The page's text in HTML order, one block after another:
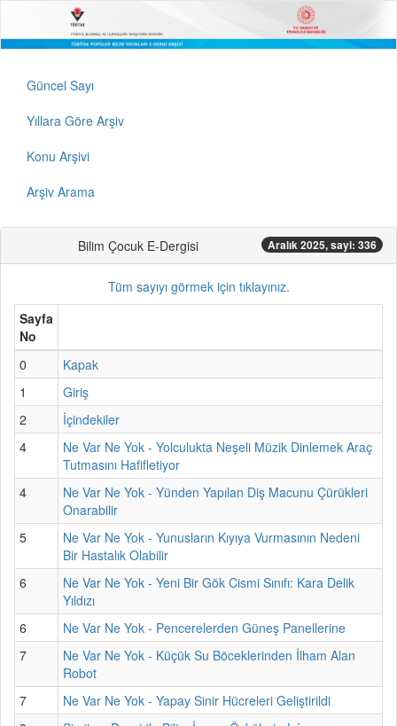
Güncel Sayı
Yıllara Göre Arşiv
Konu Arşivi
Arşiv Arama
Bilim Çocuk E-Dergisi Aralık 2025, sayi: 336
Tüm sayıyı görmek için tıklayınız.
Sayfa
No
0
Kapak
1
Giriş
2
İçindekiler
4
Ne Var Ne Yok - Yolculukta Neşeli Müzik Dinlemek Araç
Tutmasını Hafifletiyor
4
Ne Var Ne Yok - Yünden Yapılan Diş Macunu Çürükleri
Onarabilir
5
Ne Var Ne Yok - Yunusların Kıyıya Vurmasının Nedeni
Bir Hastalık Olabilir
6
Ne Var Ne Yok - Yeni Bir Gök Cismi Sınıfı: Kara Delik
Yıldızı
6
Ne Var Ne Yok - Pencerelerden Güneş Panellerine
7
Ne Var Ne Yok - Küçük Su Böceklerinden İlham Alan
Robot
7
Ne Var Ne Yok - Yapay Sinir Hücreleri Geliştirildi